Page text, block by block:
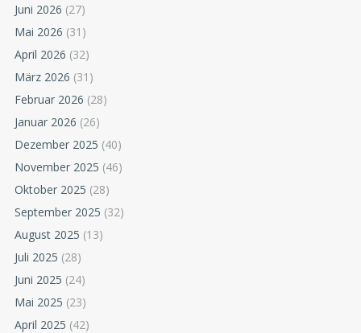
Juni 2026 (27)
Mai 2026 (31)
April 2026 (32)
März 2026 (31)
Februar 2026 (28)
Januar 2026 (26)
Dezember 2025 (40)
November 2025 (46)
Oktober 2025 (28)
September 2025 (32)
August 2025 (13)
Juli 2025 (28)
Juni 2025 (24)
Mai 2025 (23)
April 2025 (42)